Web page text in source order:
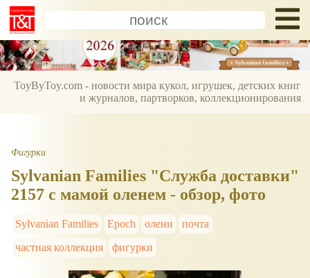
ToyByToy.com - новости мира кукол, игрушек, детских книг
и журналов, партворков, коллекционирования
Фигурки
Sylvanian Families "Служба доставки"
2157 с мамой оленем - обзор, фото
Sylvanian Families Epoch олени
почта
частная коллекция
фигурки